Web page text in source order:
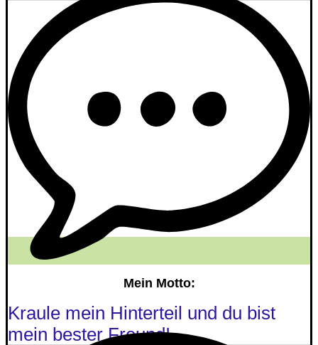
Mein Motto:
Kraule mein Hinterteil und du bist
mein bester Freund!